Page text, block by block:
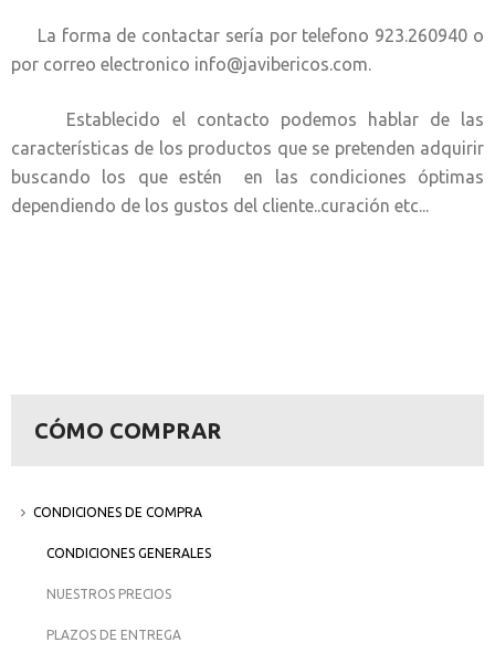
La forma de contactar sería por telefono 923.260940 o
por correo electronico info@javibericos.com.
Establecido el contacto podemos hablar de las
características de los productos que se pretenden adquirir
buscando los que estén en las condiciones óptimas
dependiendo de los gustos del cliente..curación etc...
CÓMO COMPRAR
CONDICIONES DE COMPRA
CONDICIONES GENERALES
NUESTROS PRECIOS
PLAZOS DE ENTREGA